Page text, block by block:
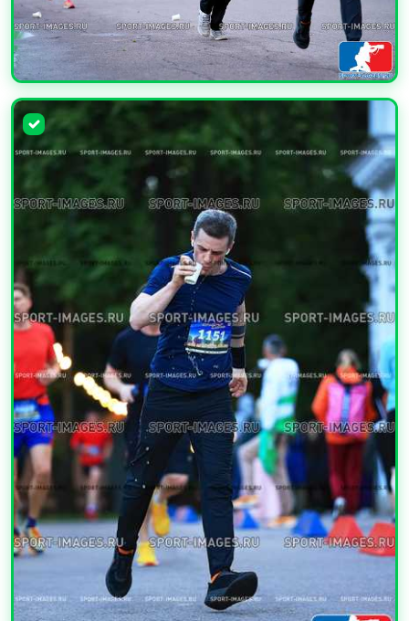
УВЕЛИЧИТЬ